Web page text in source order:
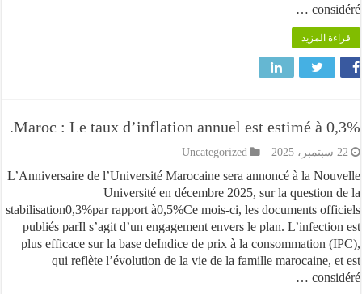
المزيد
Maroc : Le taux d’inflation annuel est estimé à
Uncategorized
L’Anniversaire de l’Université Marocaine sera annoncé à la
Université en décembre 2025, sur la
stabilisation0,3%par rapport à0,5%Ce mois-ci, les documents
publiés parIl s’agit d’un engagement envers le plan.
plus efficace sur la base deIndice de prix à la consommation
qui reflète l’évolution de la vie de la famille